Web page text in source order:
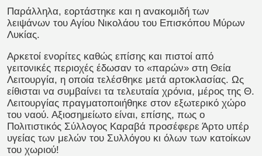
Παράλληλα, εορτάστηκε και η ανακομιδή των
λειψάνων του Αγίου Νικολάου του Επισκόπου Μύρων
Λυκίας.
Αρκετοί ενορίτες καθώς επίσης και πιστοί από
γειτονικές περιοχές έδωσαν το «παρών» στη Θεία
Λειτουργία, η οποία τελέσθηκε μετά αρτοκλασίας. Ως
είθισται να συμβαίνει τα τελευταία χρόνια, μέρος της Θ.
Λειτουργίας πραγματοποιήθηκε στον εξωτερικό χώρο
του ναού. Αξιοσημείωτο είναι, επίσης, πως ο
Πολιτιστικός Σύλλογος Καραβά προσέφερε Άρτο υπέρ
υγείας των μελών του Συλλόγου κι όλων των κατοίκων
του χωριού!